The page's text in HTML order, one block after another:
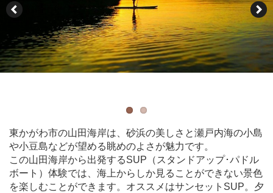
東かがわ市の山田海岸は、砂浜の美しさと瀬戸内海の小島
や小豆島などが望める眺めのよさが魅力です。
この山田海岸から出発するSUP（スタンドアップ･パドル
ボート）体験では、海上からしか見ることができない景色
を楽しむことができます。オススメはサンセットSUP。夕